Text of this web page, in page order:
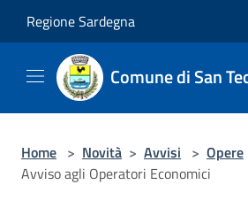
Regione Sardegna
Comune di San
Home > Novità > Avvisi > Opere
Avviso agli Operatori Economici